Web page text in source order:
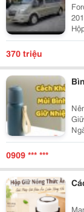
Triệu - Xem Xe: 76/45/14 Đường
370 triệu
0909 *** ***